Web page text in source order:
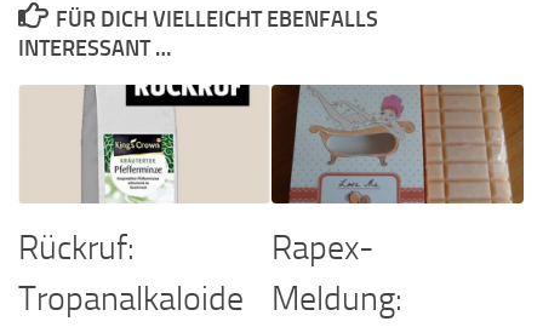
FÜR DICH VIELLEICHT EBENFALLS
INTERESSANT …
Rückruf:
Tropanalkaloide
Rapex-
Meldung: